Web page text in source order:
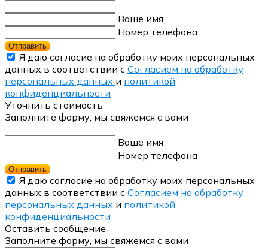
Ваше имя
Номер телефона
Отправить
Я даю согласие на обработку моих персональных
данных в соответствии с Согласием на обработку
персональных данных и политикой
конфиденциальности
Уточнить стоимость
Заполните форму, мы свяжемся с вами
Ваше имя
Номер телефона
Отправить
Я даю согласие на обработку моих персональных
данных в соответствии с Согласием на обработку
персональных данных и политикой
конфиденциальности
Оставить сообщение
Заполните форму, мы свяжемся с вами